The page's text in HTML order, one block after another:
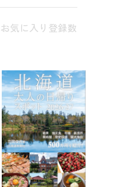
お気に入り登録数